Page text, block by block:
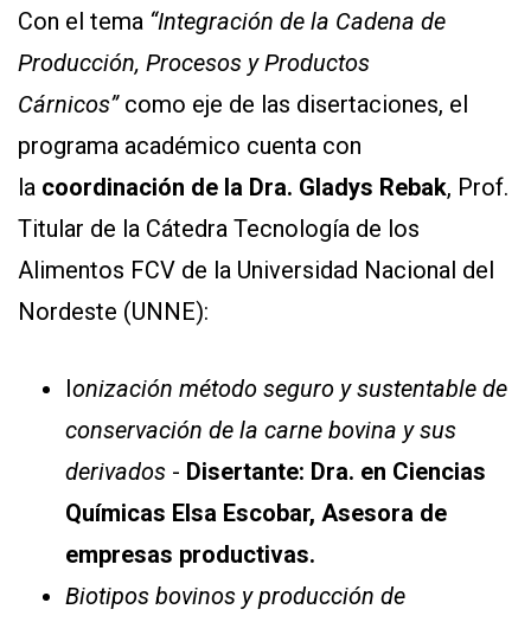
AYUDA
Y
POLÍTICAS
PRIVACIDAD
MAPA
DEL
SITIO
QUIENES
SOMOS
Con el tema “Integración de la Cadena de
Producción, Procesos y Productos
Cárnicos”como eje de las disertaciones, el
programa académico cuenta con
la coordinación de la Dra. Gladys Rebak, Prof.
Titular de la Cátedra Tecnología de los
Alimentos FCV de la Universidad Nacional del
Nordeste (UNNE):
Ionización método seguro y sustentable de
conservación de la carne bovina y sus
derivados - Disertante: Dra. en Ciencias
Químicas Elsa Escobar, Asesora de
empresas productivas.
Biotipos bovinos y producción de